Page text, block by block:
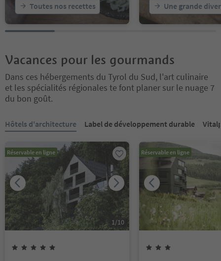
Toutes nos recettes Une grande
Vacances pour les gourmands
Dans ces hébergements du Tyrol du Sud, l'art culinaire
et les spécialités régionales te font planer sur le nuage 7
du bon goût.
Vous êtes sur un curseur à onglets. Sélectionnez un onglet
Hôtels d'architecture Label de développement durable
Réservable en ligne
1 /10
Réservable en ligne